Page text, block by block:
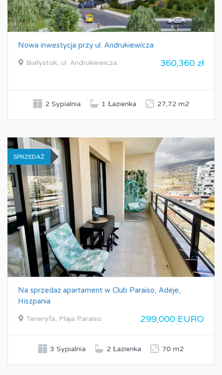
Nowa inwestycja przy ul. Andrukiewicza
Białystok, ul. Andrukiewicza 360,360 zł
2 Sypialnia 1 Łazienka 27,72 m2
SPRZEDAŻ
Na sprzedaż apartament w Club Paraíso, Adeje,
Hiszpania
Teneryfa, Plaja Paraiso 299,000 EURO
3 Sypialnia 2 Łazienka 70 m2